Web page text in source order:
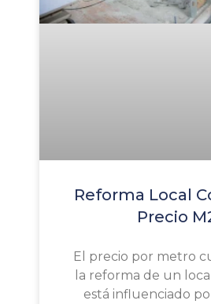
Reforma Local
Precio
El precio por metro
la reforma de un
está influenciado